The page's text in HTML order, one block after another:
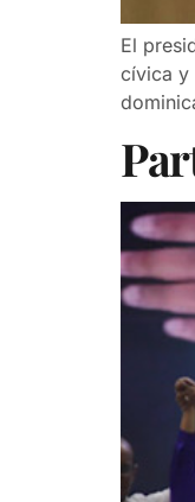
El
cívica y